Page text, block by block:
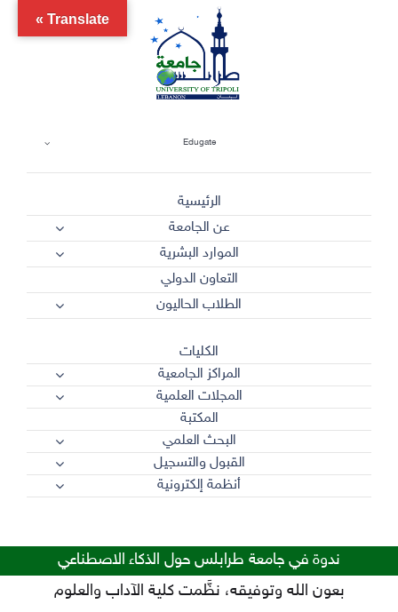
Edugate
الرئيسية
عن الجامعة
الموارد البشرية
التعاون الدولي
الطلاب الحاليون
الكليات
المراكز الجامعية
المجلات العلمية
المكتبة
البحث العلمي
القبول والتسجيل
أنظمة إلكترونية
ندوة في جامعة طرابلس حول الذكاء الاصطناعي
بعون الله وتوفيقه، نظَّمت كلية الآداب والعلوم
Translate »